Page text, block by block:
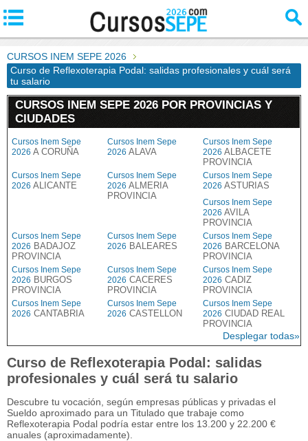
CURSOS INEM SEPE 2026
Curso de Reflexoterapia Podal: salidas profesionales y cuál será
tu salario
CURSOS INEM SEPE 2026 POR PROVINCIAS Y
CIUDADES
Cursos Inem Sepe
2026 A CORUÑA
Cursos Inem Sepe
2026 ALAVA
Cursos Inem Sepe
2026 ALBACETE
PROVINCIA
Cursos Inem Sepe
2026 ALICANTE
Cursos Inem Sepe
2026 ALMERIA
PROVINCIA
Cursos Inem Sepe
2026 ASTURIAS
Cursos Inem Sepe
2026 AVILA
PROVINCIA
Cursos Inem Sepe
2026 BADAJOZ
PROVINCIA
Cursos Inem Sepe
2026 BALEARES
Cursos Inem Sepe
2026 BARCELONA
PROVINCIA
Cursos Inem Sepe
2026 BURGOS
PROVINCIA
Cursos Inem Sepe
2026 CACERES
PROVINCIA
Cursos Inem Sepe
2026 CADIZ
PROVINCIA
Cursos Inem Sepe
2026 CANTABRIA
Cursos Inem Sepe
2026 CASTELLON
Cursos Inem Sepe
2026 CIUDAD REAL
PROVINCIA
Desplegar todas»
Curso de Reflexoterapia Podal: salidas
profesionales y cuál será tu salario
Descubre tu vocación, según empresas públicas y privadas el
Sueldo aproximado para un Titulado que trabaje como
Reflexoterapia Podal podría estar entre los 13.200 y 22.200 €
anuales (aproximadamente).